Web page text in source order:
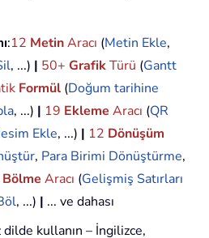
:12 MetinAracı (Metin Ekle,
, ...) | 50+ GrafikTürü (Gantt
Formül (Doğum tarihine
, ...) | 19 Ekleme Aracı (QR
Ekle, ...) | 12 Dönüşüm
, Para Birimi Dönüştürme,
Aracı (Gelişmiş Satırları
, ...) | ... ve dahası
kullanın – İngilizce,